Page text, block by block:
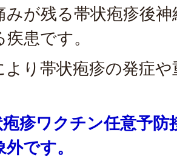
みが残る帯状疱疹後
患です。
より帯状疱疹の発症
疹ワクチン任意予防
です。